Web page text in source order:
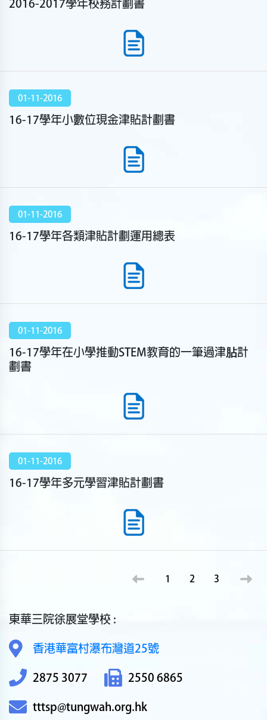
2016-2017學年校務計劃書
01-11-2016
16-17學年小數位現金津貼計劃書
01-11-2016
16-17學年各類津貼計劃運用總表
01-11-2016
16-17學年在小學推動STEM教育的一筆過津胋計
劃書
01-11-2016
16-17學年多元學習津貼計劃書
1 2 3
東華三院徐展堂學校 :
香港華富村瀑布灣道25號
2875 3077 2550 6865
tttsp@tungwah.org.hk